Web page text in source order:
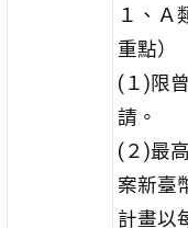
１、Ａ
重點）
(１)限
請。
(２)最
案新臺
計畫以